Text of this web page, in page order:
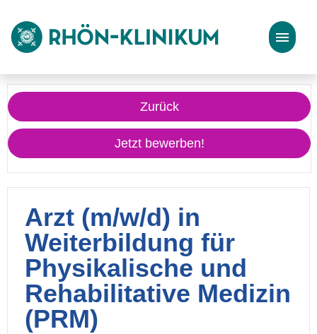
Stellenangebote
Bewerbungstipps
Zurück
Jetzt bewerben!
Arzt (m/w/d) in
Weiterbildung für
Physikalische und
Rehabilitative Medizin
(PRM)